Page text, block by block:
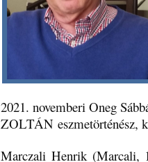
2021. novemberi Oneg
ZOLTÁN eszmetörténész,
Marczali Henrik (Marcali,